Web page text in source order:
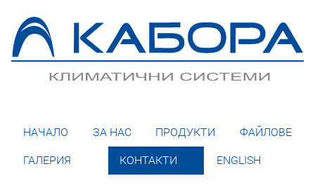
НАЧАЛО ЗА НАС ПРОДУКТИ ФАЙЛОВЕ
ГАЛЕРИЯ КОНТАКТИ ENGLISH